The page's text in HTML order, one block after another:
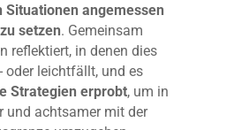
angemessen
setzen. Gemeinsam
reflektiert, in denen dies
oder leichtfällt, und es
Strategien erprobt, um in
und achtsamer mit der